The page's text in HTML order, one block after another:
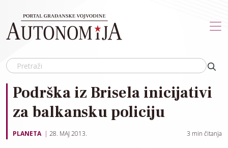
Podrška iz Brisela inicijativi
za balkansku policiju
PLANETA 28. MAJ 2013. 3 min čitanja